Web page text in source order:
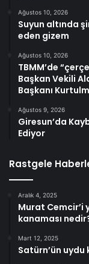
Ağustos 10, 2026
Suyun altında
eden gizem
Ağustos 10, 2026
TBMM’de
Başkan Vekili
Başkanı
Ağustos 9, 2026
Giresun’da
Ediyor
Rastgele
Aralık 4, 2025
Murat Cemcir’i
kanaması
Mart 12, 2025
Satürn’ün uydu